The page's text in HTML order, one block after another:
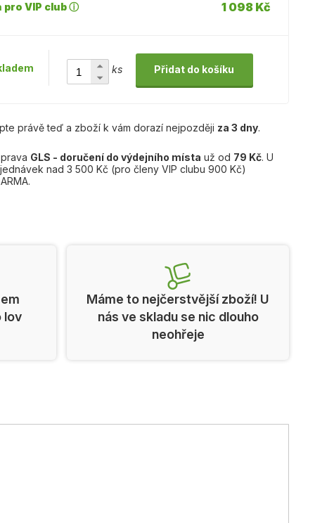
pro VIP club ⓘ 1 098 Kč
ks Přidat do košíku
právě teď a zboží k vám dorazí nejpozději za 3 dny.
GLS - doručení do výdejního místa už od 79 Kč. U
nad 3 500 Kč (pro členy VIP clubu 900 Kč)
lov
Máme to nejčerstvější zboží! U
nás ve skladu se nic dlouho
neohřeje